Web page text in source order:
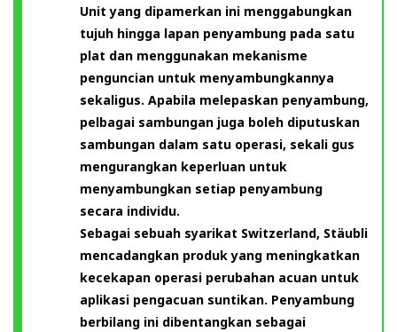
Unit yang dipamerkan ini menggabungkan
tujuh hingga lapan penyambung pada satu
plat dan menggunakan mekanisme
penguncian untuk menyambungkannya
sekaligus. Apabila melepaskan penyambung,
pelbagai sambungan juga boleh diputuskan
sambungan dalam satu operasi, sekali gus
mengurangkan keperluan untuk
menyambungkan setiap penyambung
secara individu.
Sebagai sebuah syarikat Switzerland, Stäubli
mencadangkan produk yang meningkatkan
kecekapan operasi perubahan acuan untuk
aplikasi pengacuan suntikan. Penyambung
berbilang ini dibentangkan sebagai